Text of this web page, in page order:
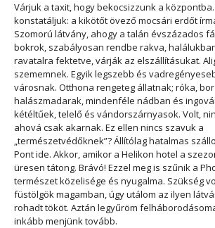
Várjuk a taxit, hogy bekocsizzunk a
konstatáljuk: a kikötőt övező mocsári erdőt
Szomorú látvány, ahogy a talán évszázados
bokrok, szabályosan rendbe rakva,
ravatalra fektetve, várják az elszállításukat.
szememnek. Egyik legszebb és
városnak. Otthona rengeteg állatnak; róka,
halászmadarak, mindenféle nádban és
kétéltűek, telelő és vándorszárnyasok. Volt,
ahová csak akarnak. Ez ellen nincs szavuk a
„természetvédőknek”? Állítólag hatalmas
Pont ide. Akkor, amikor a Helikon hotel a
üresen tátong. Brávó! Ezzel meg is szűnik a
természet közelisége és nyugalma. Szükség
füstölgök magamban, úgy utálom az ilyen
rohadt tököt. Aztán legyűröm
inkább menjünk tovább.